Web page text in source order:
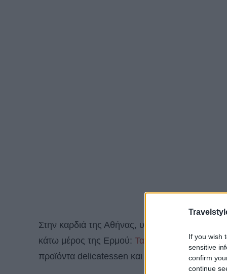
If you wish
sensitive
confirm
continue
Στην καρδιά της Αθήνας, υπάρχει ένα μέρος
κάτω μέρος της Ερμού: Τα Καραμανλίδικα
προϊόντα delicatessen και για να το πούμε